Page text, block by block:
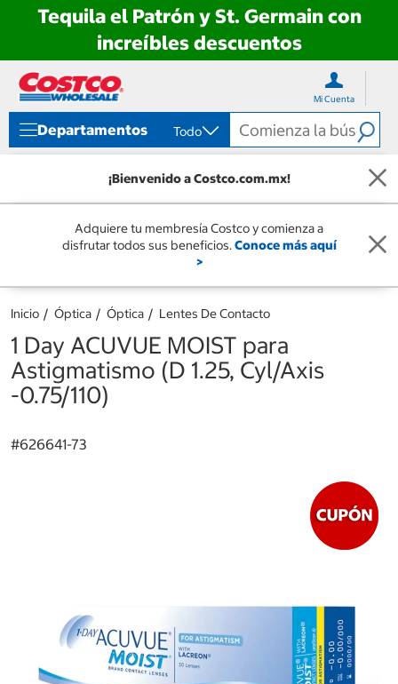
Tequila el Patrón y St. Germain con
increíbles descuentos
directo
contenido
directo
menú
navegación
Mi Cuenta
Departamentos Todo
¡Bienvenido a Costco.com.mx!
Adquiere tu membresía Costco y comienza a
disfrutar todos sus beneficios.Conoce más aquí
>
Inicio Óptica Óptica Lentes De Contacto
1 Day ACUVUE MOIST para
Astigmatismo (D 1.25, Cyl/Axis
-0.75/110)
#626641-73